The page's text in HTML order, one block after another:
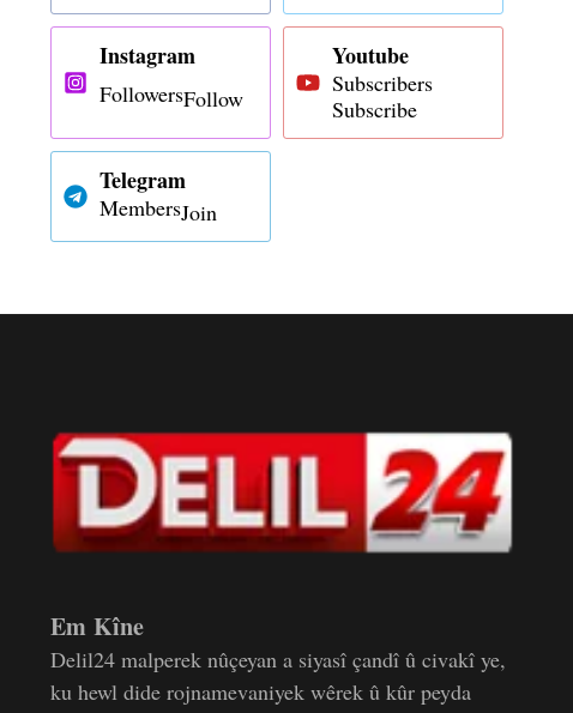
Instagram
FollowersFollow
Youtube
Subscribers
Subscribe
Telegram
MembersJoin
Em Kîne
Delil24 malperek nûçeyan a siyasî çandî û civakî ye,
ku hewl dide rojnamevaniyek wêrek û kûr peyda